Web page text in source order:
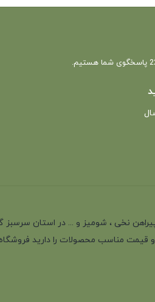
سابقه در تولید انواع لباس شامل پیراهن نخی ،
مناسب محصولات را دارید